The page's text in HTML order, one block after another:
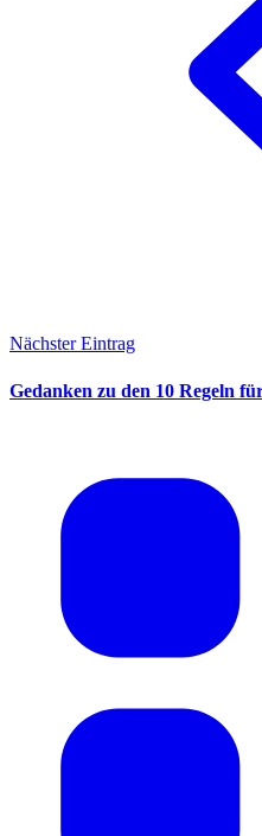
Nächster Eintrag
Gedanken zu den 10 Regeln